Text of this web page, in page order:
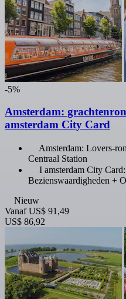
-5%
Amsterdam:
amsterdam City Card
Amsterdam: Lovers-
Centraal Station
I amsterdam City
Bezienswaardigheden +
Nieuw
Vanaf US$ 91,49
US$ 86,92